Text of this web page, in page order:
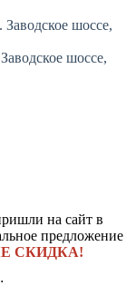
шоссе,
шоссе,
на сайт в
предложение
СКИДКА!